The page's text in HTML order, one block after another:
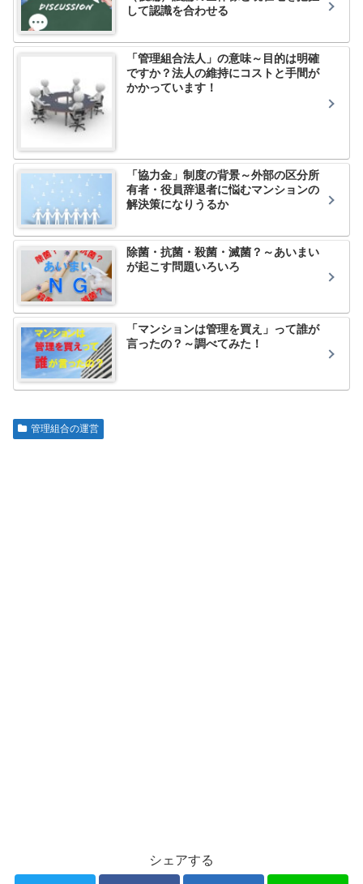
して認識を合わせる
「管理組合法人」の意味～目的は明確
ですか？法人の維持にコストと手間が
かかっています！
「協力金」制度の背景～外部の区分所
有者・役員辞退者に悩むマンションの
解決策になりうるか
除菌・抗菌・殺菌・滅菌？～あいまい
が起こす問題いろいろ
「マンションは管理を買え」って誰が
言ったの？～調べてみた！
管理組合の運営
シェアする